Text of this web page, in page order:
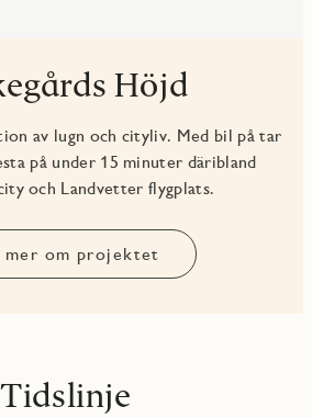
Höjd
av lugn och cityliv. Med bil på tar
på under 15 minuter däribland
och Landvetter flygplats.
mer om projektet
Tidslinje